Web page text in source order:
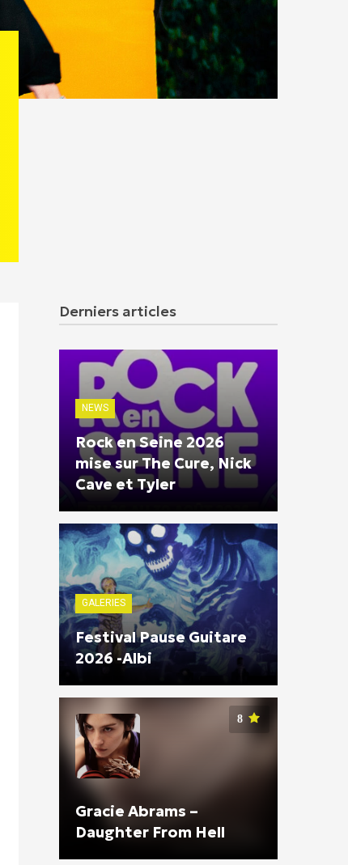
Derniers articles
NEWS
Rock en Seine 2026
mise sur The Cure, Nick
Cave et Tyler
GALERIES
Festival Pause Guitare
2026 -Albi
8
Gracie Abrams –
Daughter From Hell